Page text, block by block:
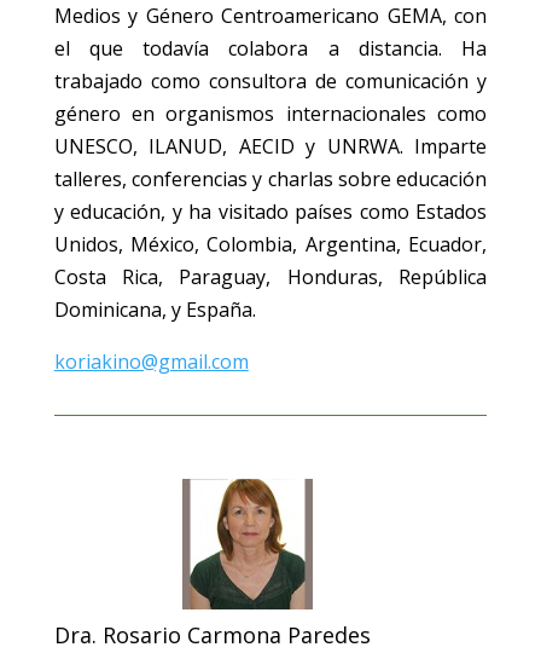
Medios y Género Centroamericano GEMA, con
el que todavía colabora a distancia. Ha
trabajado como consultora de comunicación y
género en organismos internacionales como
UNESCO, ILANUD, AECID y UNRWA. Imparte
talleres, conferencias y charlas sobre educación
y educación, y ha visitado países como Estados
Unidos, México, Colombia, Argentina, Ecuador,
Costa Rica, Paraguay, Honduras, República
Dominicana, y España.
koriakino@gmail.com
Dra. Rosario Carmona Paredes